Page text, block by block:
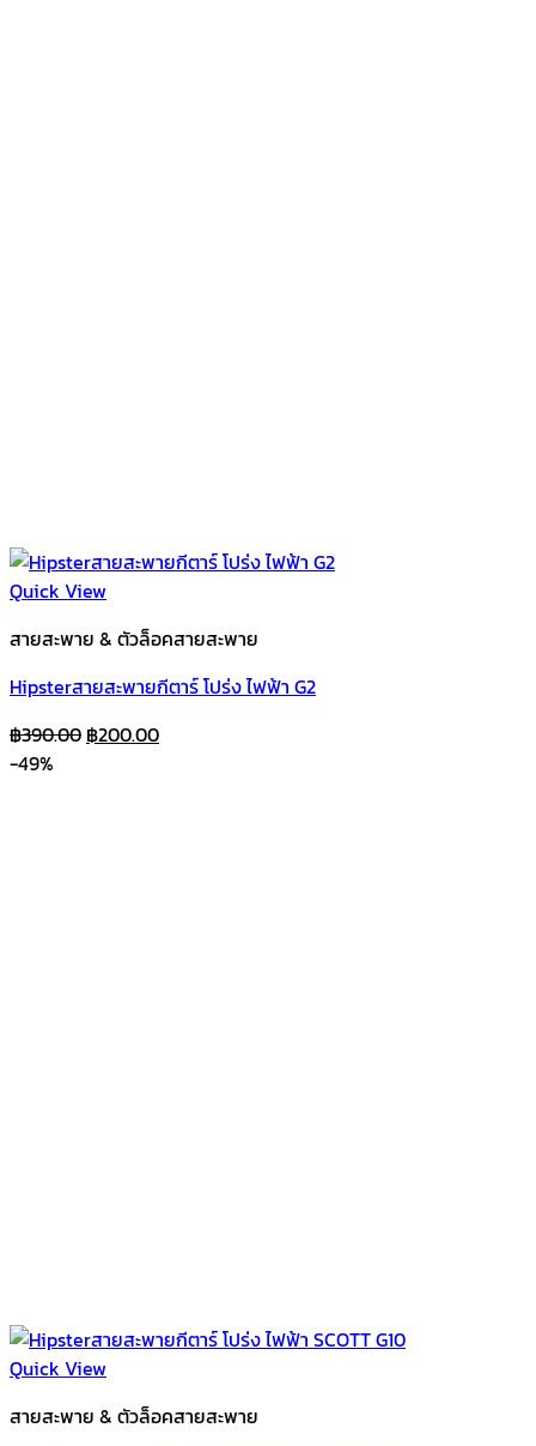
Quick View
สายสะพาย & ตัวล็อคสายสะพาย
Hipsterสายสะพายกีตาร์ โปร่ง ไฟฟ้า G2
฿390.00 Original
฿200.00Current
-49%
Quick View
สายสะพาย & ตัวล็อคสายสะพาย